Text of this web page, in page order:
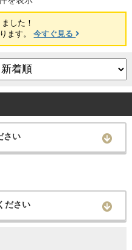
した！
ます。今すぐ見る
さい
ださい